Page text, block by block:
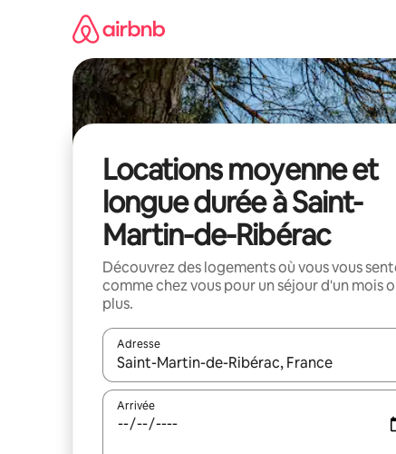
Locations moyenne et
longue durée à Saint-
Martin-de-Ribérac
Découvrez des logements où vous vous
comme chez vous pour un séjour d'un mois
plus.
Adresse
Lorsque les résultats s'affichent, utilisez les
Arrivée